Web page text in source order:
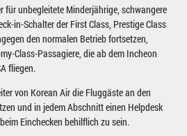
für unbegleitete Minderjährige, schwangere
in-Schalter der First Class, Prestige Class
den normalen Betrieb fortsetzen,
Class-Passagiere, die ab dem Incheon
fliegen.
von Korean Air die Fluggäste an den
und in jedem Abschnitt einen Helpdesk
Einchecken behilflich zu sein.